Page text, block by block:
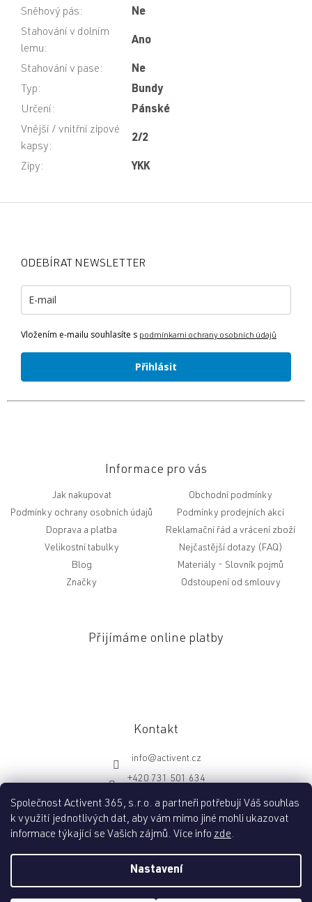
Společnost Activent 365, s.r.o. a partneři potřebují Váš souhlas
k využití jednotlivých dat, aby vám mimo jiné mohli ukazovat
informace týkající se Vašich zájmů. Více info zde.
Nastavení
Sněhový pás:
Ne
Stahování v dolním
lemu:
Ano
Stahování v pase:
Ne
Typ:
Bundy
Určení :
Pánské
Vnější / vnitřní zipové
kapsy:
2/2
Zipy: YKK
ODEBÍRAT NEWSLETTER
Vložením e-mailu souhlasíte s podmínkami ochrany osobních údajů
Přihlásit
Informace pro vás
Jak nakupovat
Obchodní podmínky
Podmínky ochrany osobních údajů
Podmínky prodejních akcí
Doprava a platba
Reklamační řád a vrácení zboží
Velikostní tabulky
Nejčastější dotazy (FAQ)
Blog
Slovník pojmů
Značky
Odstoupení od smlouvy
Přijímáme online platby
Kontakt
info@activent.cz
+420 731 501 634
http://fb.com/activentcz